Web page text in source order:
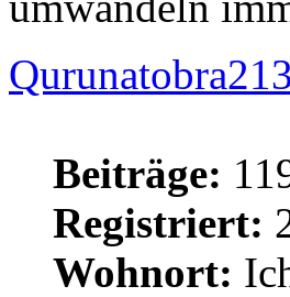
Qurunatobra213
Beiträge:
Registriert:
Wohnort: